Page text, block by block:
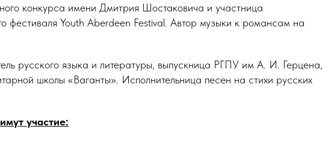
конкурса имени Дмитрия Шостаковича и участница
фестиваля Youth Aberdeen Festival. Автор музыки к романсам на
русского языка и литературы, выпускница РГПУ им А. И. Герцена,
школы «Ваганты». Исполнительница песен на стихи русских
участие: